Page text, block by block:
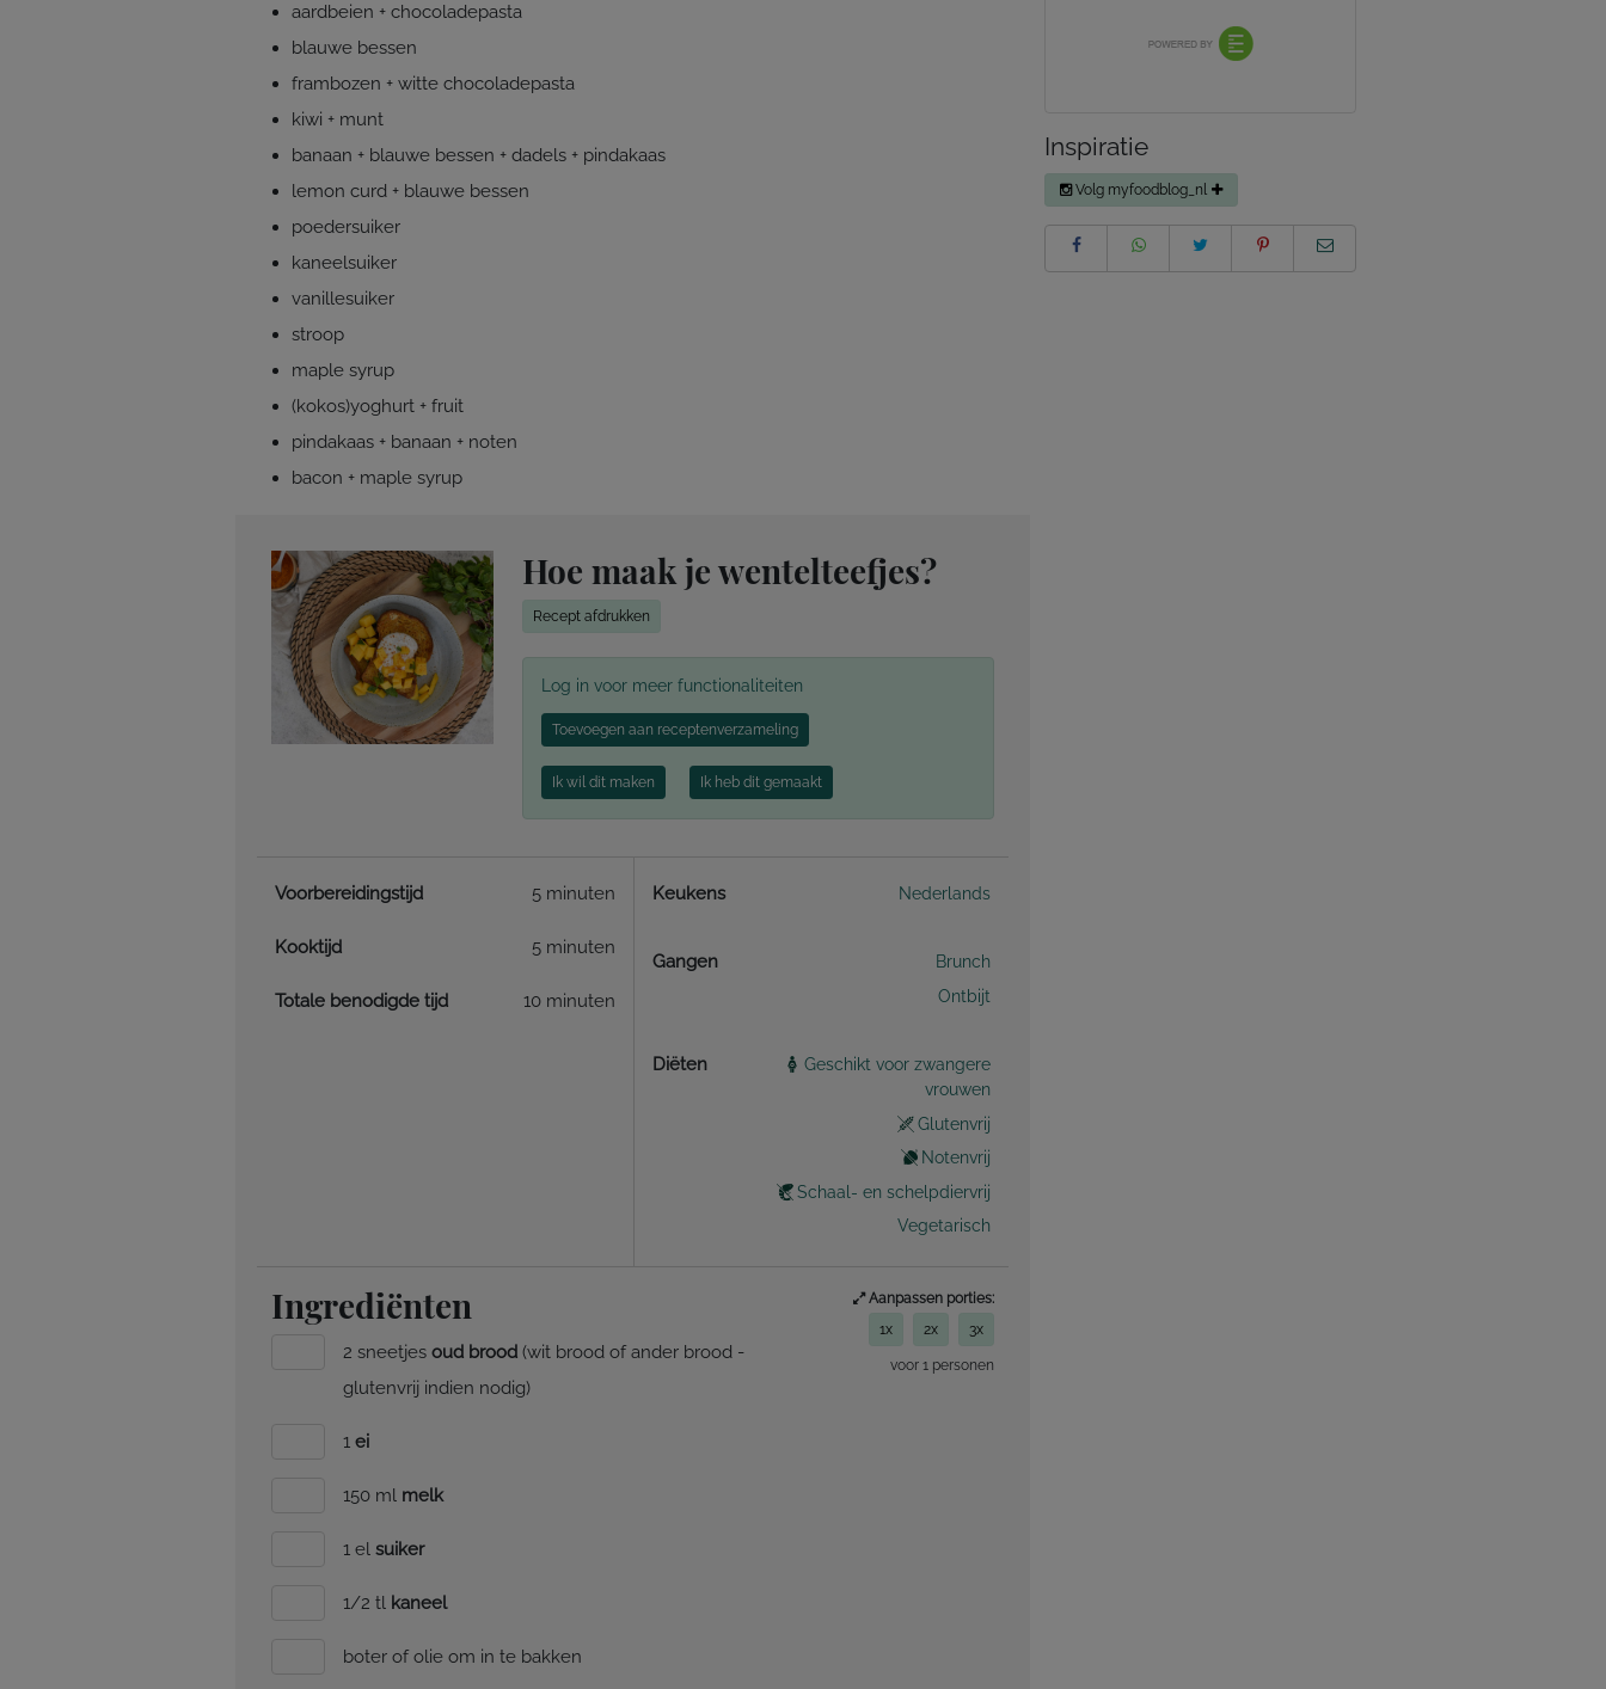
aardbeien + chocoladepasta
blauwe bessen
frambozen + witte chocoladepasta
kiwi + munt
banaan + blauwe bessen + dadels + pindakaas
lemon curd + blauwe bessen
poedersuiker
kaneelsuiker
vanillesuiker
stroop
maple syrup
(kokos)yoghurt + fruit
pindakaas + banaan + noten
bacon + maple syrup
Hoe maak je wentelteefjes?
Recept afdrukken
Log in voor meer functionaliteiten
Toevoegen aan receptenverzameling
Ik wil dit maken Ik heb dit gemaakt
Voorbereidingstijd 5 minuten
Kooktijd 5 minuten
Totale benodigde tijd 10 minuten
Keukens Nederlands
Gangen
Brunch
Ontbijt
Diëten
Geschikt voor zwangere
vrouwen
Glutenvrij
Notenvrij
Schaal- en schelpdiervrij
Vegetarisch
Aanpassen porties:
1x 2x 3x
voor 1 personen
Ingrediënten
2 sneetjes oud brood (wit brood of ander brood -
glutenvrij indien nodig)
1 ei
150 ml melk
1 el suiker
1/2 tl kaneel
boter of olie om in te bakken
Inspiratie
Volg myfoodblog_nl